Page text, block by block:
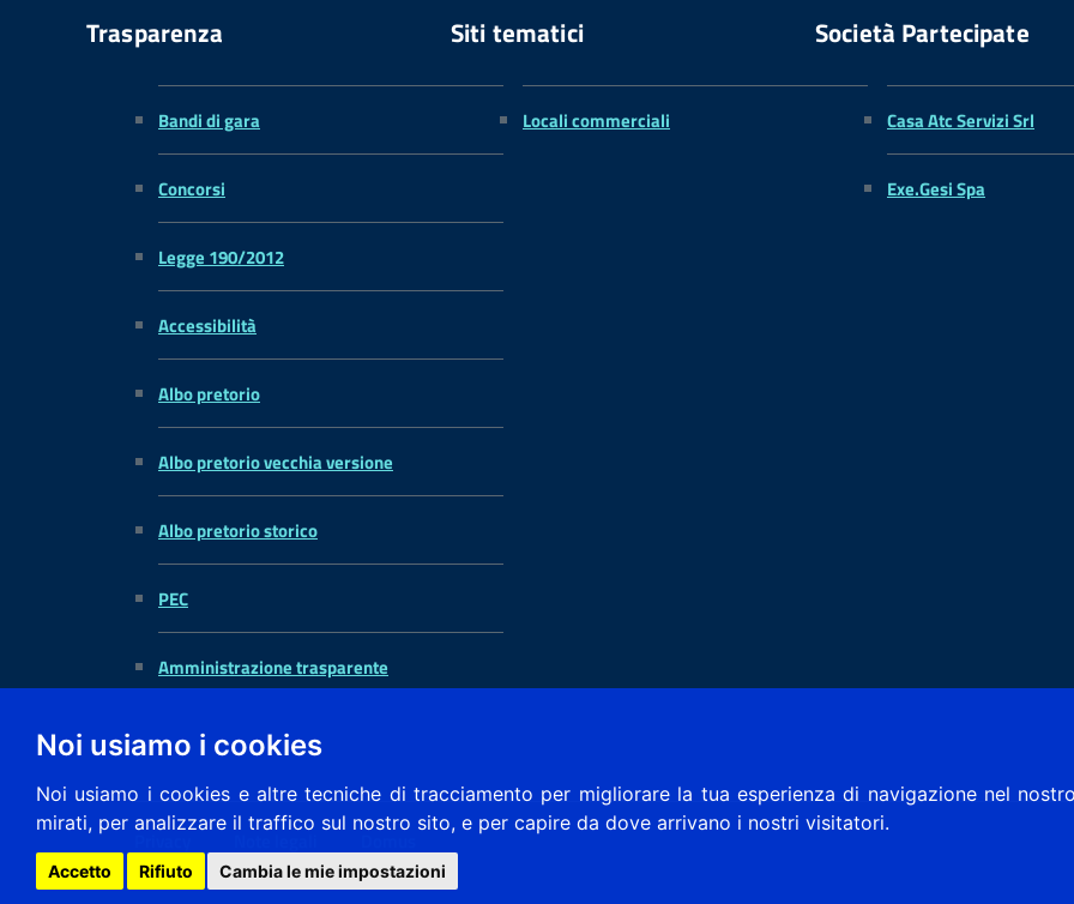
Noi usiamo i cookies
Noi usiamo i cookies e altre tecniche di tracciamento per migliorare la tua esperienza di navigazione nel
mirati, per analizzare il traffico sul nostro sito, e per capire da dove arrivano i nostri visitatori.
Accetto Rifiuto Cambia le mie impostazioni
Trasparenza
Bandi di gara
Concorsi
Legge 190/2012
Accessibilità
Albo pretorio
Albo pretorio vecchia versione
Albo pretorio storico
PEC
Amministrazione trasparente
Siti tematici
Locali commerciali
Società Partecipate
Casa Atc Servizi Srl
Exe.Gesi Spa
Privacy Note legali Domus